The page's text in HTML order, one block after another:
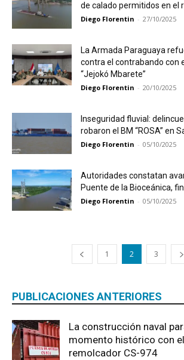
de calado permitidos en el
Diego Florentin - 27/10/2025
La Armada Paraguaya
contra el contrabando con
“Jejokó Mbarete”
Diego Florentin - 20/10/2025
Inseguridad fluvial:
robaron el BM “ROSA” en
Diego Florentin - 05/10/2025
Autoridades constatan
Puente de la Bioceánica,
Diego Florentin - 05/10/2025
1 2 3
PUBLICACIONES ANTERIORES
La construcción naval
momento histórico con
remolcador CS-974